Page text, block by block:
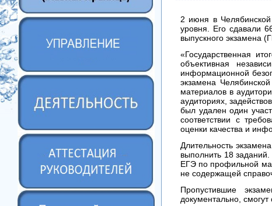
2 июня в Челябинской
уровня. Его сдавали
выпускного экзамена
«Государственная
объективная
информационной
экзамена
материалов в
аудиториях,
был удален один
соответствии с
оценки качества и
Длительность
выполнить 18
ЕГЭ по профильной
не содержащей
Пропустившие
документально,